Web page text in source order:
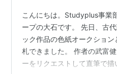
こんにちは。Studyplus事業
ープの大石です。 先日、古
ック作品の色紙オークショ
札できました。 作者の武富
ーをリクエストして直筆で描